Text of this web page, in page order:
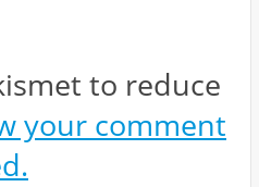
to reduce
your comment